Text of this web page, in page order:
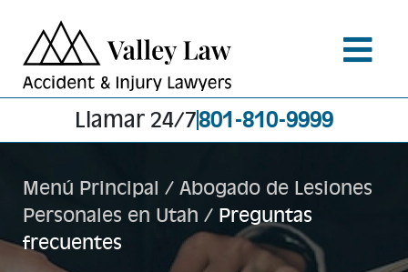
Llamar 24/7801-810-9999
Menú Principal / Abogado de Lesiones
Personales en Utah / Preguntas
frecuentes